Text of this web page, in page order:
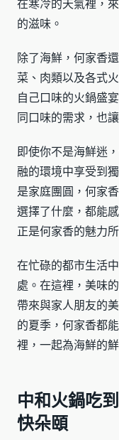
在寒冷的天氣裡，
的滋味。
除了海鮮，何家香
菜、肉類以及各式
自己口味的火鍋盛
同口味的需求，也
即使你不是海鮮迷
融的環境中享受到
是家庭團圓，何家
選擇了什麼，都能
正是何家香的魅力
在忙碌的都市生活
處。在這裡，美味
帶來與家人朋友的
的夏季，何家香都
裡，一起為海鮮的
中和火鍋吃
快朵頤